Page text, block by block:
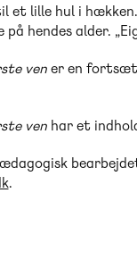
et lille hul i
hendes alder.
vener en
venhar et
.